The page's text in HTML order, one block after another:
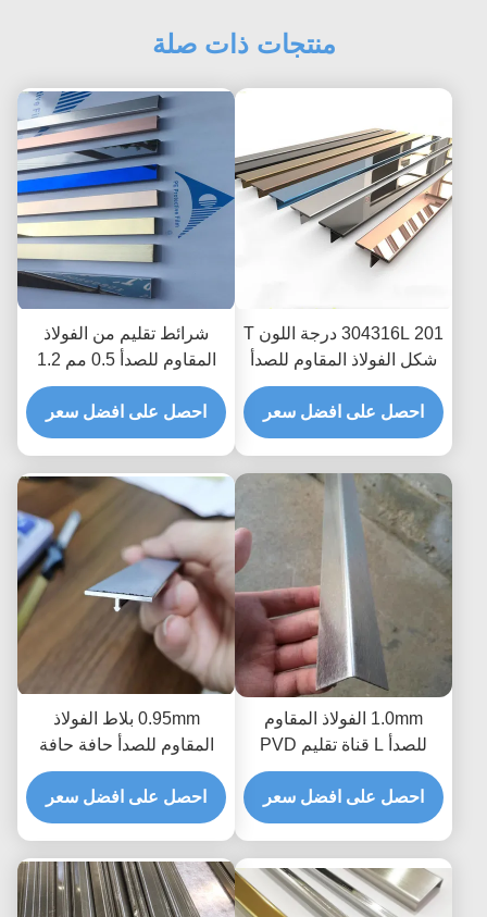
منتجات ذات صلة
304316L 201 درجة اللون T
شكل الفولاذ المقاوم للصدأ
تقليم قطاع لتقسيم البلاط
احصل على افضل سعر
شرائط تقليم من الفولاذ
المقاوم للصدأ 0.5 مم 1.2
مم بطول 1000 مم مضادة
لبصمات الأصابع
احصل على افضل سعر
1.0mm الفولاذ المقاوم
للصدأ L قناة تقليم PVD
فراغ تصفيح التيتانيوم
احصل على افضل سعر
0.95mm بلاط الفولاذ
المقاوم للصدأ حافة حافة
خط معدني مخصص نحى
صب لحافة كونر المطبخ
احصل على افضل سعر